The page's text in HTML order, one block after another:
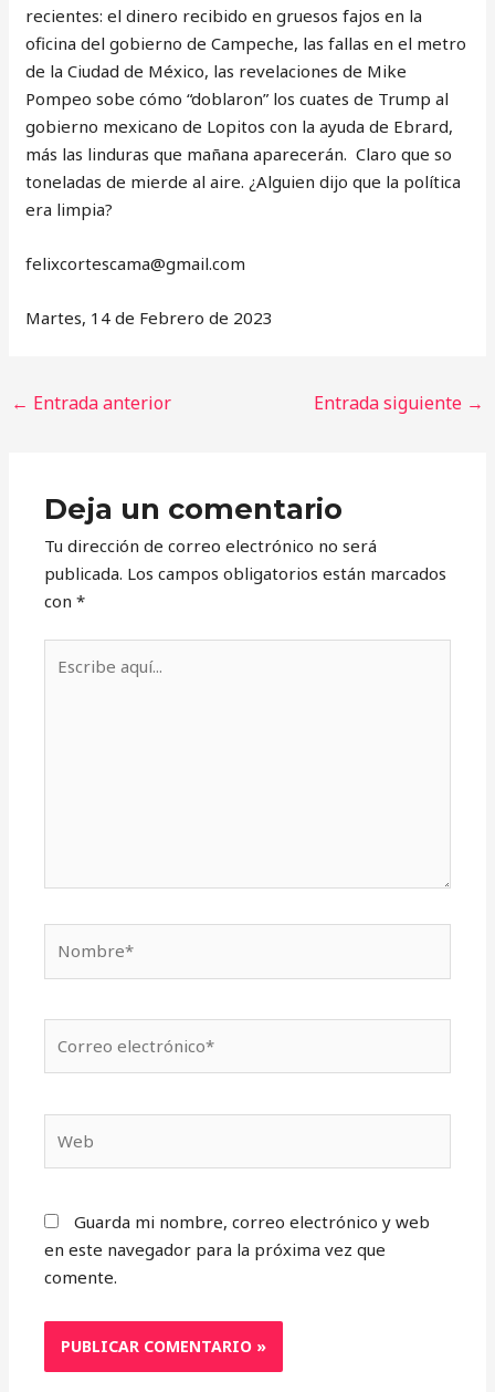
recientes: el dinero recibido en gruesos fajos en la
oficina del gobierno de Campeche, las fallas en el metro
de la Ciudad de México, las revelaciones de Mike
Pompeo sobe cómo “doblaron” los cuates de Trump al
gobierno mexicano de Lopitos con la ayuda de Ebrard,
más las linduras que mañana aparecerán. Claro que so
toneladas de mierde al aire. ¿Alguien dijo que la política
era limpia?
‎felixcortescama@gmail.com
Martes, 14 de Febrero de 2023
← Entrada anterior Entrada siguiente →
Deja un comentario
Tu dirección de correo electrónico no será
publicada. Los campos obligatorios están marcados
con*
aquí...
electrónico*
Guarda mi nombre, correo electrónico y web
en este navegador para la próxima vez que
comente.